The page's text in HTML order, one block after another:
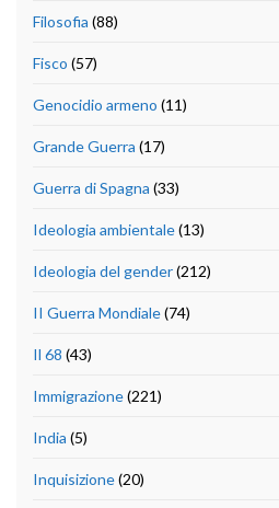
Filosofia (88)
Fisco (57)
Genocidio armeno (11)
Grande Guerra (17)
Guerra di Spagna (33)
Ideologia ambientale(13)
Ideologia del gender(212)
II Guerra Mondiale(74)
Il 68 (43)
Immigrazione(221)
India (5)
Inquisizione(20)